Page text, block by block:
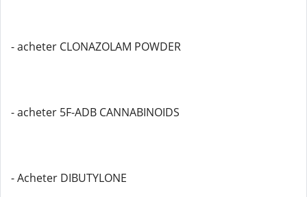
- acheter CLONAZOLAM POWDER
- acheter 5F-ADB CANNABINOIDS
- Acheter DIBUTYLONE